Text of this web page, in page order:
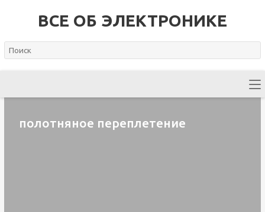
ВСЕ ОБ ЭЛЕКТРОНИКЕ
полотняное переплетение